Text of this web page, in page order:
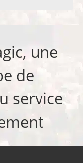
une
de
service